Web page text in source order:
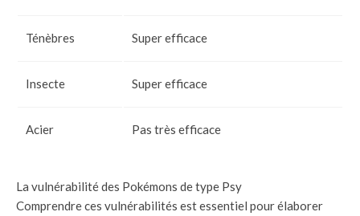
Ténèbres Super efficace
Insecte Super efficace
Acier Pas très efficace
La vulnérabilité des Pokémons de type Psy
Comprendre ces vulnérabilités est essentiel pour élaborer